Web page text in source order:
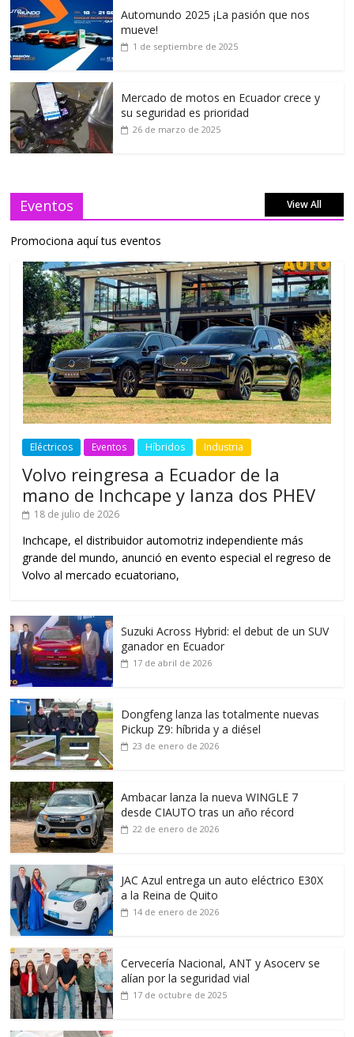
Automundo 2025 ¡La pasión que nos
mueve!
1 de septiembre de 2025
Mercado de motos en Ecuador crece y
su seguridad es prioridad
26 de marzo de 2025
Eventos View All
Promociona aquí tus eventos
Eléctricos Eventos Híbridos Industria
Volvo reingresa a Ecuador de la
mano de Inchcape y lanza dos PHEV
18 de julio de 2026
Inchcape, el distribuidor automotriz independiente más
grande del mundo, anunció en evento especial el regreso de
Volvo al mercado ecuatoriano,
Suzuki Across Hybrid: el debut de un SUV
ganador en Ecuador
17 de abril de 2026
Dongfeng lanza las totalmente nuevas
Pickup Z9: híbrida y a diésel
23 de enero de 2026
Ambacar lanza la nueva WINGLE 7
desde CIAUTO tras un año récord
22 de enero de 2026
JAC Azul entrega un auto eléctrico E30X
a la Reina de Quito
14 de enero de 2026
Cervecería Nacional, ANT y Asocerv se
alían por la seguridad vial
17 de octubre de 2025